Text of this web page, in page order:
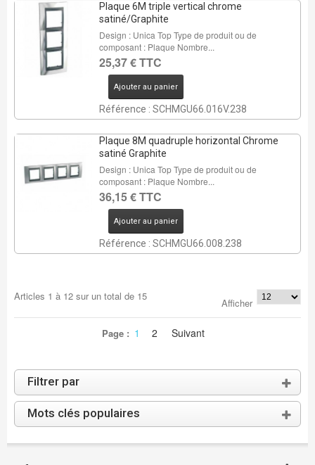
Plaque 6M triple vertical chrome
satiné/Graphite
Design : Unica Top Type de produit ou de
composant : Plaque Nombre...
25,37 € TTC
Ajouter au panier
Référence : SCHMGU66.016V.238
Plaque 8M quadruple horizontal Chrome
satiné Graphite
Design : Unica Top Type de produit ou de
composant : Plaque Nombre...
36,15 € TTC
Ajouter au panier
Référence : SCHMGU66.008.238
Articles 1 à 12sur un total de 15
Afficher
Page : 1 2 Suivant
Filtrer par
Mots clés populaires